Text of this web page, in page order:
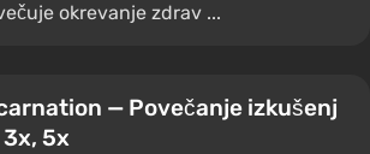
okrevanje zdrav ...
— Povečanje izkušenj
5x